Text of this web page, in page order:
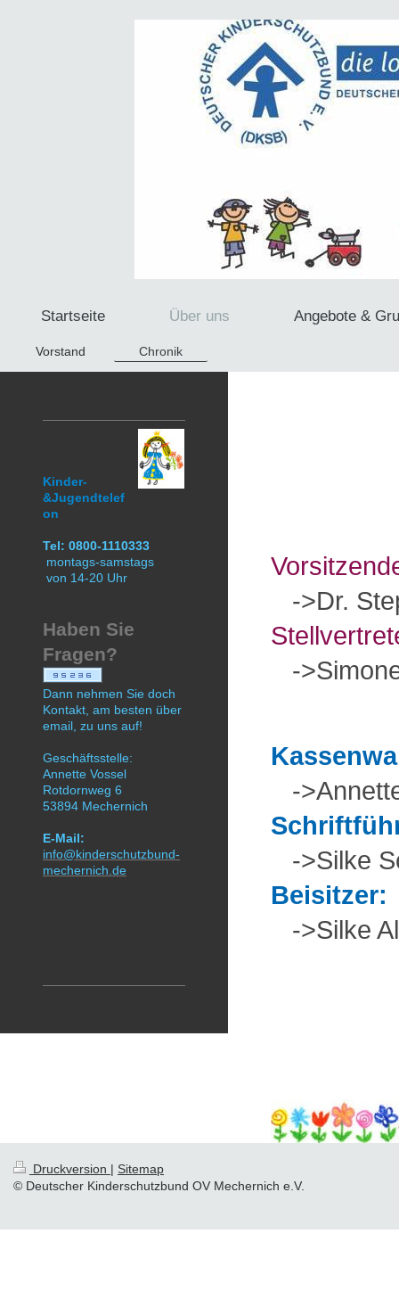
Startseite Über uns Angebote &
Vorstand Chronik
->Dr.
-
-
->Silke
->Silke
Kinder-
&Jugendtelef
on
Tel: 0800-1110333
montags-samstags
von 14-20 Uhr
Haben Sie
Fragen?
Dann nehmen Sie doch
Kontakt, am besten über
email, zu uns auf!
Geschäftsstelle:
Annette Vossel
Rotdornweg 6
53894 Mechernich
E-Mail:
info@kinderschutzbund-
mechernich.de
Druckversion | Sitemap
© Deutscher Kinderschutzbund OV Mechernich e.V.